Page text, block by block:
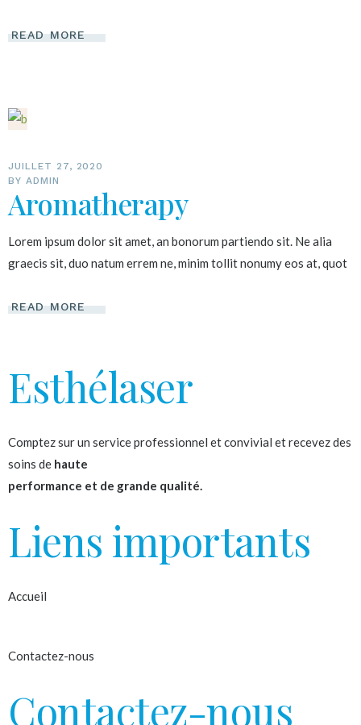
READ MORE
JUILLET 27, 2020
BY ADMIN
Aromatherapy
Lorem ipsum dolor sit amet, an bonorum partiendo sit. Ne alia
graecis sit, duo natum errem ne, minim tollit nonumy eos at, quot
READ MORE
Esthélaser
Comptez sur un service professionnel et convivial et recevez des
soins de haute
performance et de grande qualité.
Liens importants
Accueil
Contactez-nous
Contactez-nous